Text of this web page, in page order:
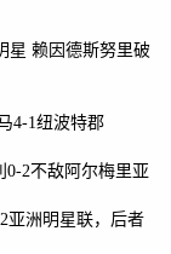
星 赖因德斯努里破
4-1纽波特郡
0-2不敌阿尔梅里亚
亚洲明星联，后者